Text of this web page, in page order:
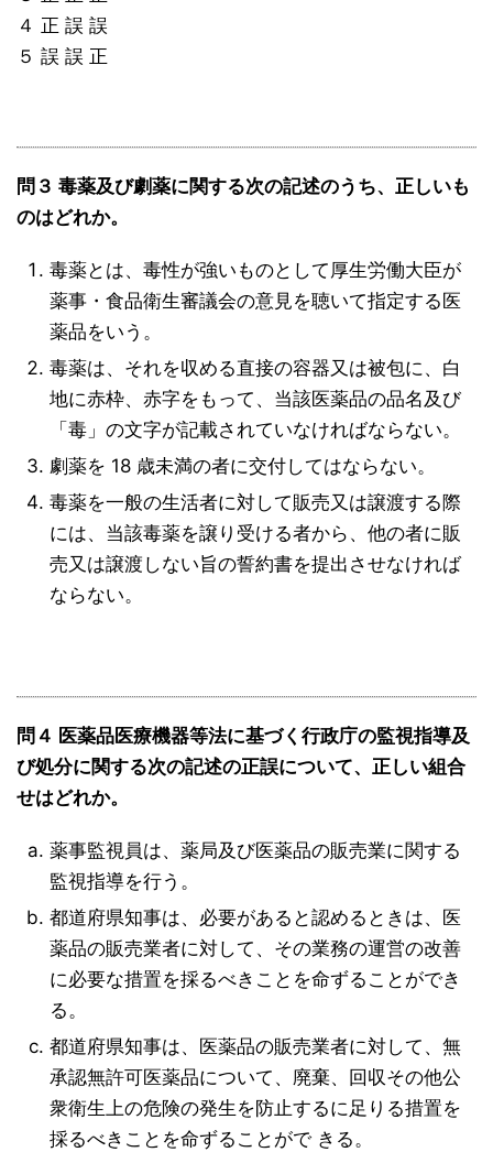
４ 正 誤 誤
５ 誤 誤 正
問３ 毒薬及び劇薬に関する次の記述のうち、正しいも
のはどれか。
毒薬とは、毒性が強いものとして厚生労働大臣が
薬事・食品衛生審議会の意見を聴いて指定する医
薬品をいう。
毒薬は、それを収める直接の容器又は被包に、白
地に赤枠、赤字をもって、当該医薬品の品名及び
「毒」の文字が記載されていなければならない。
劇薬を 18 歳未満の者に交付してはならない。
毒薬を一般の生活者に対して販売又は譲渡する際
には、当該毒薬を譲り受ける者から、他の者に販
売又は譲渡しない旨の誓約書を提出させなければ
ならない。
問４ 医薬品医療機器等法に基づく行政庁の監視指導及
び処分に関する次の記述の正誤について、正しい組合
せはどれか。
薬事監視員は、薬局及び医薬品の販売業に関する
監視指導を行う。
都道府県知事は、必要があると認めるときは、医
薬品の販売業者に対して、その業務の運営の改善
に必要な措置を採るべきことを命ずることができ
る。
都道府県知事は、医薬品の販売業者に対して、無
承認無許可医薬品について、廃棄、回収その他公
衆衛生上の危険の発生を防止するに足りる措置を
採るべきことを命ずることがで きる。